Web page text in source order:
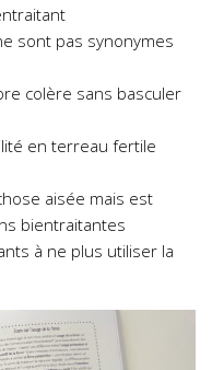
sont pas synonymes
colère sans basculer
en terreau fertile
aisée mais est
bientraitantes
à ne plus utiliser la